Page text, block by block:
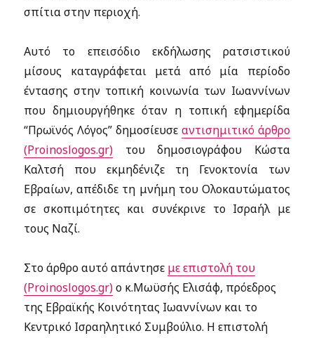
σπίτια στην περιοχή.
Αυτό το επεισόδιο εκδήλωσης ρατσιστικού
μίσους καταγράφεται μετά από μία περίοδο
έντασης στην τοπική κοινωνία των Ιωαννίνων
που δημιουργήθηκε όταν η τοπική εφημερίδα
“Πρωϊνός Λόγος” δημοσίευσε αντισημιτικό άρθρο
(Proinoslogos.gr) του δημοσιογράφου Κώστα
Καλτσή που εκμηδένιζε τη Γενοκτονία των
Εβραίων, απέδιδε τη μνήμη του Ολοκαυτώματος
σε σκοπιμότητες και συνέκρινε το Ισραήλ με
τους Ναζί.
Στο άρθρο αυτό απάντησε με επιστολή του
(Proinoslogos.gr)ο κ.Μωϋσής Ελισάφ, πρόεδρος
της Εβραϊκής Κοινότητας Ιωαννίνων και το
Κεντρικό Ισραηλητικό Συμβούλιο. Η επιστολή